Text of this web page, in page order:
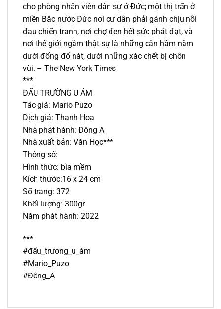
cho phòng nhân viên dân sự ở Đức; một thị trấn ở
miền Bắc nước Đức nơi cư dân phải gánh chịu nỗi
đau chiến tranh, nơi chợ đen hết sức phát đạt, và
nơi thế giới ngầm thật sự là những căn hầm nằm
dưới đống đổ nát, dưới những xác chết bị chôn
vùi. – The New York Times
***
ĐẤU TRƯỜNG U ÁM
Tác giả: Mario Puzo
Dịch giả: Thanh Hoa
Nhà phát hành: Đông A
Nhà xuất bản: Văn Học***
Thông số:
Hình thức: bìa mềm
Kích thước:16 x 24 cm
Số trang: 372
Khối lượng: 300gr
Năm phát hành: 2022
***
#đấu_trương_u_ám
#Mario_Puzo
#Đông_A